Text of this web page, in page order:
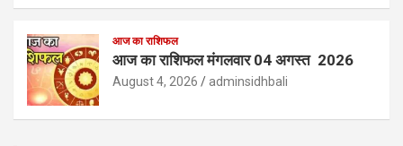
आज का राशिफल
आज का राशिफल मंगलवार 04 अगस्त 2026
August 4, 2026 adminsidhbali